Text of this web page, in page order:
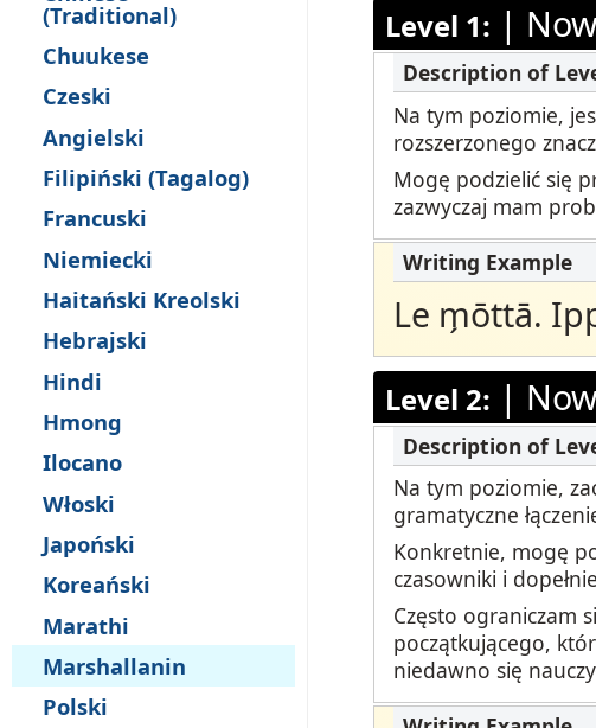
Testuj Języki
Zdalne
Zażądaj
(Traditional)
Chuukese
Czeski
Angielski
Filipiński (Tagalog)
Francuski
Niemiecki
Haitański Kreolski
Hebrajski
Hindi
Hmong
Ilocano
Włoski
Japoński
Koreański
Marathi
Marshallanin
Polski
Level 1: |
Na tym poziomie,
rozszerzonego
Mogę podzielić się
zazwyczaj mam
Le m̗ōttā.
Level 2: |
Na tym poziomie,
gramatyczne
Konkretnie, mogę
czasowniki i
Często ograniczam
początkującego,
niedawno się